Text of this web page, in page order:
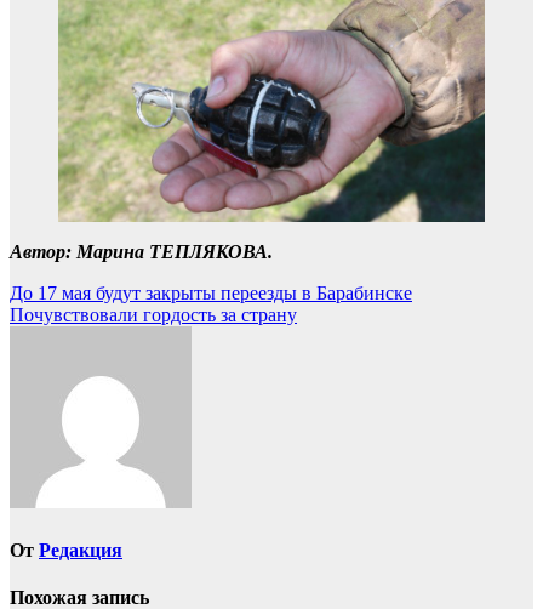
Автор: Марина ТЕПЛЯКОВА.
Навигация
по
До 17 мая будут закрыты переезды в Барабинске
Почувствовали гордость за страну
От Редакция
Похожая запись